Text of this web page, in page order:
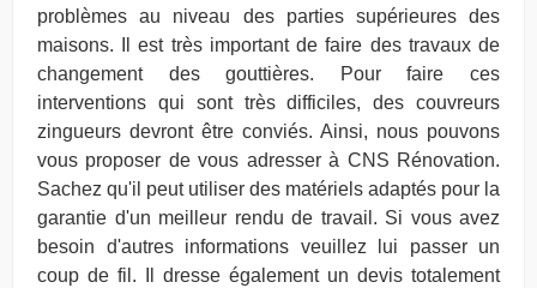
problèmes au niveau des parties supérieures des
maisons. Il est très important de faire des travaux de
changement des gouttières. Pour faire ces
interventions qui sont très difficiles, des couvreurs
zingueurs devront être conviés. Ainsi, nous pouvons
vous proposer de vous adresser à CNS Rénovation.
Sachez qu'il peut utiliser des matériels adaptés pour la
garantie d'un meilleur rendu de travail. Si vous avez
besoin d'autres informations veuillez lui passer un
coup de fil. Il dresse également un devis totalement